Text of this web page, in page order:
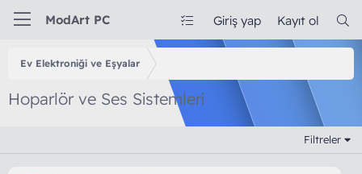
ModArt PC Giriş yap Kayıt ol
Ev Elektroniği ve Eşyalar
Hoparlör ve Ses Sistemleri
Filtreler